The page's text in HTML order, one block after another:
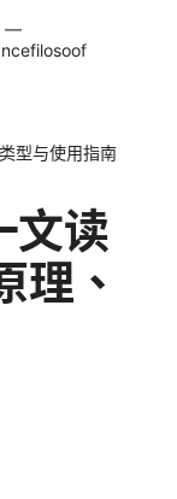
—
型与使用指南
文读
理、